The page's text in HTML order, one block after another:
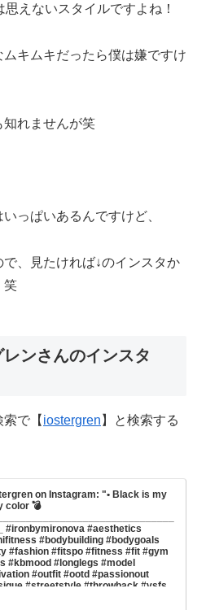
えないスタイルですよね！
キムキだったら僕は嫌ですけ
れませんが笑
っぱいあるんですけど、
、見たければ↓のインスタか
笑
ンさんのインスタ
で【 iostergren 】と検索する
on Instagram: "• Black is my
color 💣
#ironbymironova #aesthetics
#bodybuilding #bodygoals
#fashion #fitspo #fitness #fit #gym
#kbmood #longlegs #model
#outfit #ootd #passionout
#streetstyle #throwback #vsfs
#womanslook #фитнес